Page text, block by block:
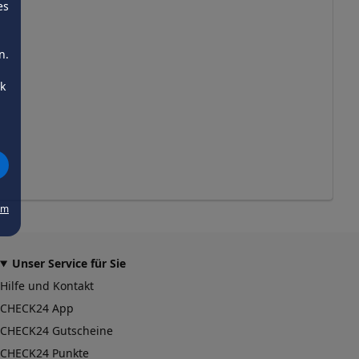
Unser Service für Sie
Hilfe und Kontakt
CHECK24 App
CHECK24 Gutscheine
CHECK24 Punkte